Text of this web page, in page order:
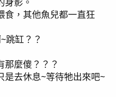
才6～7公分左右吧，可愛可
期待牠慢慢的成長哦
以下為
食，其他魚兒都一直狂
跳缸？？
那麼傻？？？
是去休息~等待牠出來吧~